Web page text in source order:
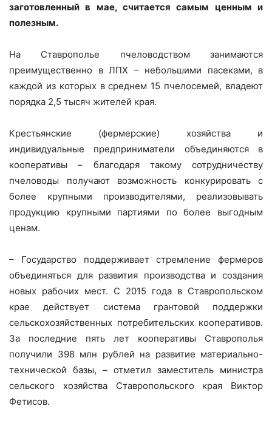
заготовленный в мае, считается самым ценным и
полезным.
На Ставрополье пчеловодством занимаются
преимущественно в ЛПХ – небольшими пасеками, в
каждой из которых в среднем 15 пчелосемей, владеют
порядка 2,5 тысяч жителей края.
Крестьянские (фермерские) хозяйства и
индивидуальные предприниматели объединяются в
кооперативы – благодаря такому сотрудничеству
пчеловоды получают возможность конкурировать с
более крупными производителями, реализовывать
продукцию крупными партиями по более выгодным
ценам.
– Государство поддерживает стремление фермеров
объединяться для развития производства и создания
новых рабочих мест. С 2015 года в Ставропольском
крае действует система грантовой поддержки
сельскохозяйственных потребительских кооперативов.
За последние пять лет кооперативы Ставрополья
получили 398 млн рублей на развитие материально-
технической базы, – отметил заместитель министра
сельского хозяйства Ставропольского края Виктор
Фетисов.